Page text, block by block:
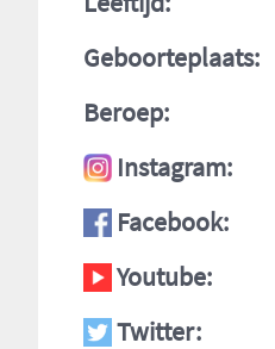
Geboorteplaats:
Beroep:
Instagram:
Facebook:
Youtube:
Twitter: